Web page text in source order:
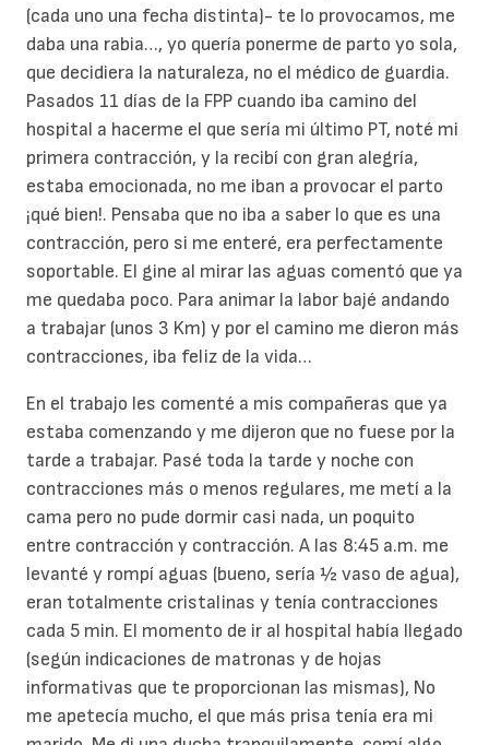
(cada uno una fecha distinta)- te lo provocamos, me
daba una rabia…, yo quería ponerme de parto yo sola,
que decidiera la naturaleza, no el médico de guardia.
Pasados 11 días de la FPP cuando iba camino del
hospital a hacerme el que sería mi último PT, noté mi
primera contracción, y la recibí con gran alegría,
estaba emocionada, no me iban a provocar el parto
¡qué bien!. Pensaba que no iba a saber lo que es una
contracción, pero si me enteré, era perfectamente
soportable. El gine al mirar las aguas comentó que ya
me quedaba poco. Para animar la labor bajé andando
a trabajar (unos 3 Km) y por el camino me dieron más
contracciones, iba feliz de la vida…
En el trabajo les comenté a mis compañeras que ya
estaba comenzando y me dijeron que no fuese por la
tarde a trabajar. Pasé toda la tarde y noche con
contracciones más o menos regulares, me metí a la
cama pero no pude dormir casi nada, un poquito
entre contracción y contracción. A las 8:45 a.m. me
levanté y rompí aguas (bueno, sería ½ vaso de agua),
eran totalmente cristalinas y tenía contracciones
cada 5 min. El momento de ir al hospital había llegado
(según indicaciones de matronas y de hojas
informativas que te proporcionan las mismas), No
me apetecía mucho, el que más prisa tenía era mi